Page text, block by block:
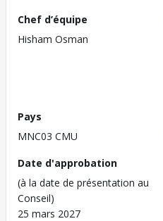
Chef d’équipe
Hisham Osman
Pays
MNC03 CMU
Date d'approbation
(à la date de présentation au
Conseil)
25 mars 2027